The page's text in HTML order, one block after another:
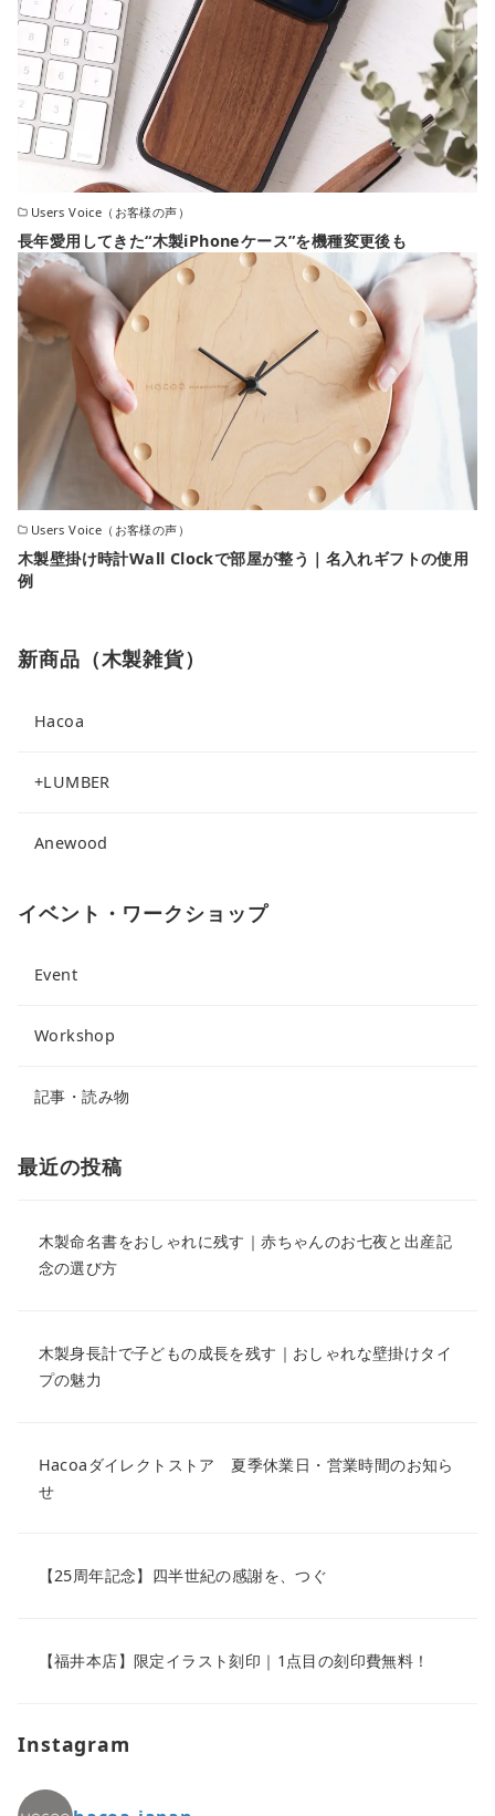
Users Voice（お客様の声）
長年愛用してきた“木製iPhoneケース”を機種変更後も
Users Voice（お客様の声）
木製壁掛け時計Wall Clockで部屋が整う｜名入れギフトの使用
例
新商品（木製雑貨）
Hacoa
+LUMBER
Anewood
イベント・ワークショップ
Event
Workshop
記事・読み物
最近の投稿
木製命名書をおしゃれに残す｜赤ちゃんのお七夜と出産記
念の選び方
木製身長計で子どもの成長を残す｜おしゃれな壁掛けタイ
プの魅力
Hacoaダイレクトストア 夏季休業日・営業時間のお知ら
せ
【25周年記念】四半世紀の感謝を、つぐ
【福井本店】限定イラスト刻印｜1点目の刻印費無料！
Instagram